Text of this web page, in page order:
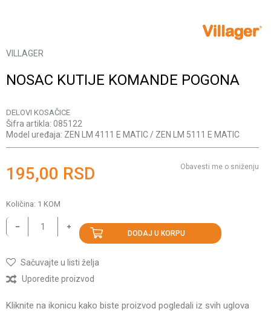
VILLAGER
NOSAC KUTIJE KOMANDE POGONA
DELOVI KOSAČICE
Šifra artikla: 085122
Model uređaja: ZEN LM 4111 E MATIC / ZEN LM 5111 E MATIC
195,00 RSD Obavesti me o sniženju
Količina: 1 KOM
DODAJ U KORPU
Sačuvajte u listi želja
Uporedite proizvod
Kliknite na ikonicu kako biste proizvod pogledali iz svih uglova